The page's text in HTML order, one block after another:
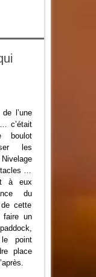
l’une
c’était
boulot
les
…
à eux
du
cette
faire un
point
place